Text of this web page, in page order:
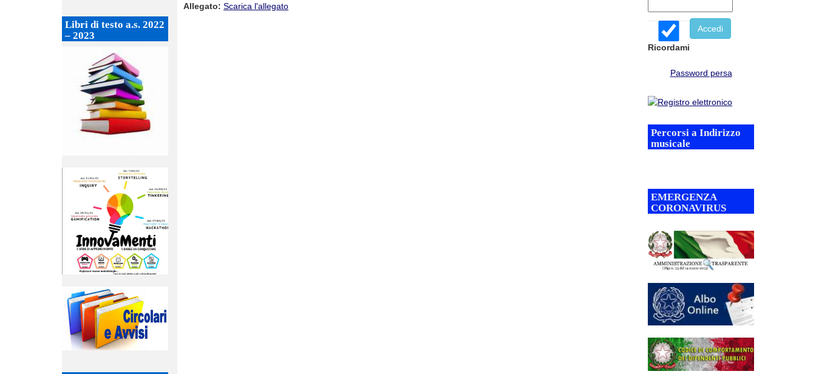
Libri di testo a.s. 2022
– 2023
Allegato: Scarica l'allegato
Ricordami
Password persa
Percorsi a Indirizzo
musicale
EMERGENZA
CORONAVIRUS